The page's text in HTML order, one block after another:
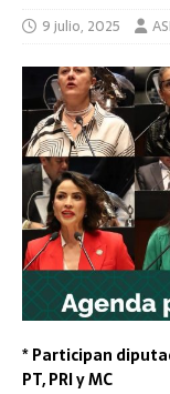
9 julio, 2025
* Participan
PT, PRI y MC